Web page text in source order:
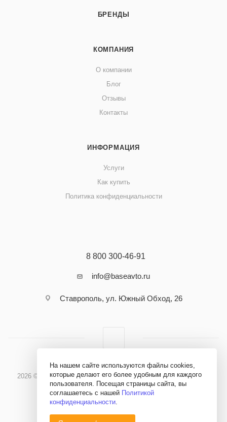
поверхность шлифовального материала, не позволяя
поверхности, что улучшает качество и
абразива, а также уменьшает концентрацию пыли в
воздухе.¶Рабочая поверхность имеет эффективное
пылеотталкивающее покрытие абразивных зёрен.
БРЕНДЫ
КОМПАНИЯ
О компании
Блог
Отзывы
Контакты
ИНФОРМАЦИЯ
Услуги
Как купить
Политика конфиденциальности
8 800 300-46-91
info@baseavto.ru
Ставрополь, ул. Южный Обход, 26
2026 © Бэйс Авто - Материалы и оборудование для кузовного
ремонта
На нашем сайте используются файлы cookies,
которые делают его более удобным для каждого
пользователя. Посещая страницы сайта, вы
соглашаетесь с нашей Политикой
конфиденциальности.